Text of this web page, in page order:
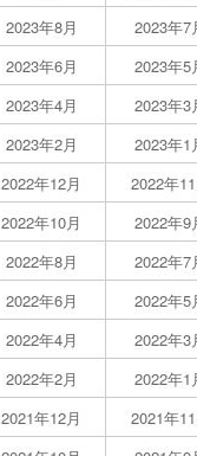
2023年8月
2023年7
2023年6月
2023年5
2023年4月
2023年3
2023年2月
2023年1
2022年12月
2022年11
2022年10月
2022年9
2022年8月
2022年7
2022年6月
2022年5
2022年4月
2022年3
2022年2月
2022年1
2021年12月
2021年11